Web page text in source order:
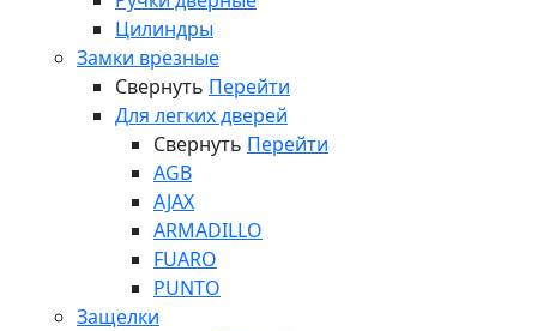
Цилиндры
Замки врезные
Свернуть Перейти
Для легких дверей
Свернуть Перейти
AGB
AJAX
ARMADILLO
FUARO
PUNTO
Защелки